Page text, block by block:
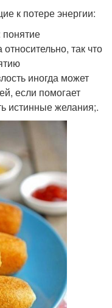
к потере энергии:
так что
иногда может
если помогает
истинные желания;.